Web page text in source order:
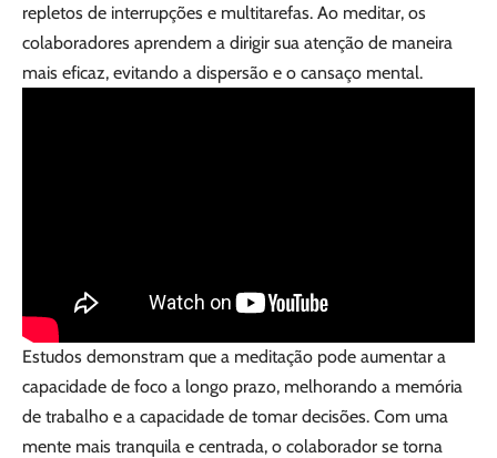
repletos de interrupções e multitarefas. Ao meditar, os
colaboradores aprendem a dirigir sua atenção de maneira
mais eficaz, evitando a dispersão e o cansaço mental.
Estudos demonstram que a meditação pode aumentar a
capacidade de foco a longo prazo, melhorando a memória
de trabalho e a capacidade de tomar decisões. Com uma
mente mais tranquila e centrada, o colaborador se torna